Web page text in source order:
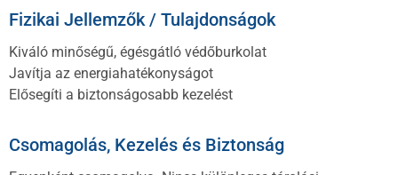
Fizikai Jellemzők / Tulajdonságok
Kiváló minőségű, égésgátló védőburkolat
Javítja az energiahatékonyságot
Elősegíti a biztonságosabb kezelést
Csomagolás, Kezelés és Biztonság